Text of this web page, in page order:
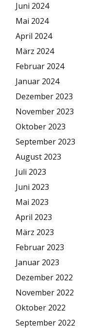
Juni 2024
Mai 2024
April 2024
März 2024
Februar 2024
Januar 2024
Dezember 2023
November 2023
Oktober 2023
September 2023
August 2023
Juli 2023
Juni 2023
Mai 2023
April 2023
März 2023
Februar 2023
Januar 2023
Dezember 2022
November 2022
Oktober 2022
September 2022